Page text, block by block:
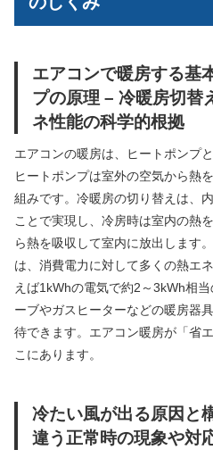
エアコンで暖房する基
プの原理 – 冷暖房切替
ネ性能の科学的根拠
エアコンの暖房は、ヒートポンプ
ヒートポンプは室外の空気から熱
組みです。冷暖房の切り替えは、
ことで実現し、冷房時は室内の熱
ら熱を吸収して室内に放出します
は、消費電力に対して多くの熱エ
えば1kWhの電気で約2～3kWh相
ーブやガスヒーターなどの暖房器
待できます。エアコン暖房が「省
こにあります。
冷たい風が出る原因と
違う正常時の現象や対